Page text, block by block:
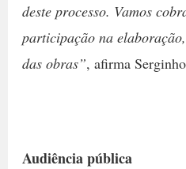
deste processo. Vamos
participação na
das obras”, afirma
Audiência pública